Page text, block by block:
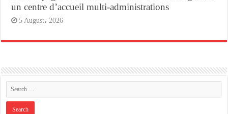
un centre d’accueil multi-administrations
5 August، 2026